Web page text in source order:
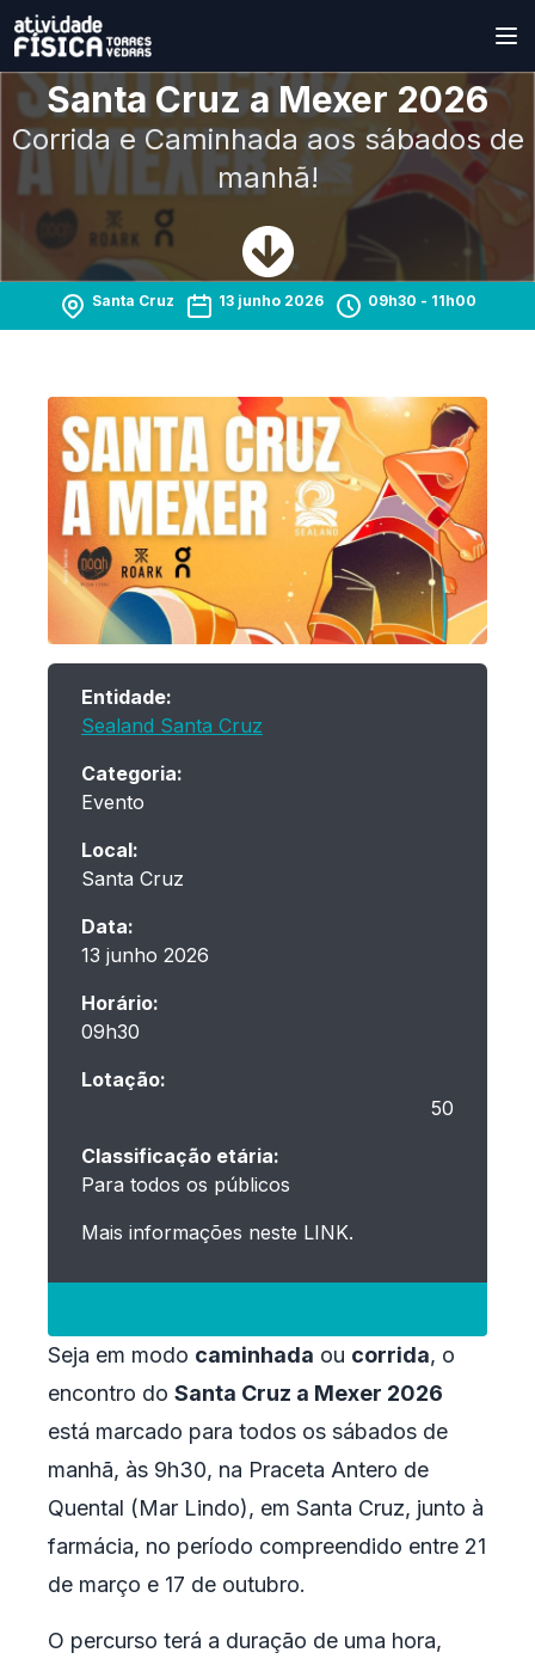
Santa Cruz a Mexer 2026
Corrida e Caminhada aos sábados de
manhã!
Santa Cruz 13 junho 2026 09h30 - 11h00
Entidade:
Sealand Santa Cruz
Categoria:
Evento
Local:
Santa Cruz
Data:
13 junho 2026
Horário:
09h30
Lotação:
50
Classificação etária:
Para todos os públicos
Mais informações neste LINK.
Seja em modo caminhada ou corrida, o
encontro do Santa Cruz a Mexer 2026
está marcado para todos os sábados de
manhã, às 9h30, na Praceta Antero de
Quental (Mar Lindo), em Santa Cruz, junto à
farmácia, no período compreendido entre 21
de março e 17 de outubro.
O percurso terá a duração de uma hora,